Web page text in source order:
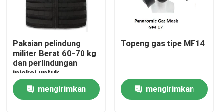
Rumah
Pakaian pelindung
militer Berat 60-70 kg
dan perlindungan
injeksi untuk
ukuran/tinggi/berat/area
pelindungmengirimkan
Topeng gas tipe MF14
mengirimkan